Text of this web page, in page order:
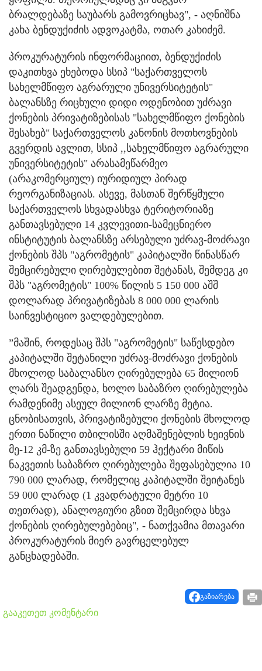
ბრალდებაზე საუბარს გამოვრიცხავ", - აღნიშნა
კახა ბენდუქიძის ადვოკატმა, ოთარ კახიძემ.
პროკურატურის ინფორმაციით, ბენდუქიძის
დაკითხვა ეხებოდა სსიპ "საქართველოს
სახელმწიფო აგრარული უნივერსიტეტის"
ბალანსზე რიცხული დიდი ოდენობით უძრავი
ქონების პრივატიზებისას "სახელმწიფო ქონების
შესახებ" საქართველოს კანონის მოთხოვნების
გვერდის ავლით, სსიპ ,,სახელმწიფო აგრარული
უნივერსიტეტის" არასამეწარმეო
(არაკომერციულ) იურიდიულ პირად
რეორგანიზაციას. ასევე, მასთან შერწყმული
საქართველოს სხვადასხვა ტერიტორიაზე
განთავსებული 14 კვლევითი-სამეცნიერო
ინსტიტუტის ბალანსზე არსებული უძრავ-მოძრავი
ქონების შპს "აგრომეტის" კაპიტალში წინასწარ
შემცირებული ღირებულებით შეტანას, შემდეგ კი
შპს "აგრომეტის" 100% წილის 5 150 000 აშშ
დოლარად პრივატიზებას 8 000 000 ლარის
საინვესტიციო ვალდებულებით.
”მაშინ, როდესაც შპს "აგრომეტის" საწესდებო
კაპიტალში შეტანილი უძრავ-მოძრავი ქონების
მხოლოდ საბალანსო ღირებულება 65 მილიონ
ლარს შეადგენდა, ხოლო საბაზრო ღირებულება
რამდენიმე ასეულ მილიონ ლარზე მეტია.
ცნობისათვის, პრივატიზებული ქონების მხოლოდ
ერთი ნაწილი თბილისში აღმაშენებლის ხეივნის
მე-12 კმ-ზე განთავსებული 59 ჰექტარი მიწის
ნაკვეთის საბაზრო ღირებულება შეფასებულია 10
790 000 ლარად, რომელიც კაპიტალში შეიტანეს
59 000 ლარად (1 კვადრატული მეტრი 10
თეთრად), ანალოგიური გზით შემცირდა სხვა
ქონების ღირებულებებიც", - ნათქვამია მთავარი
პროკურატურის მიერ გავრცელებულ
განცხადებაში.
გაზიარება
გააკეთეთ კომენტარი